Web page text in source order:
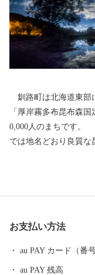
釧路町は北海道東部
「厚岸霧多布昆布森
0,000人のまちです。
では地名どおり良質な
から多くの買い物客
お支払い方法
au PAY カード（番
au PAY 残高